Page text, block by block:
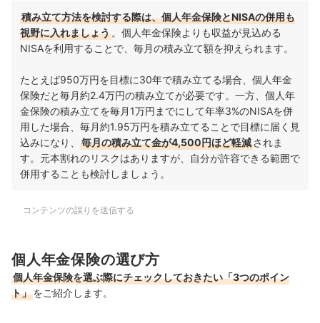
積み立て方法を検討する際は、個人年金保険とNISAの併用も
視野に入れましょう 。個人年金保険よりも収益が見込める
NISAを利用することで、毎月の積み立て額を抑えられます。
たとえば950万円を目標に30年で積み立てる場合、個人年金
保険だと毎月約2.4万円の積み立てが必要です。一方、個人年
金保険の積み立てを毎月1万円までにして年率3%のNISAを併
用した場合、毎月約1.95万円を積み立てることで目標に届く見
込みになり、
毎月の積み立て金が4,500円ほど軽減 されま
す。元本割れのリスクはありますが、自分が許容できる範囲で
併用することも検討しましょう。
コンテンツの誤りを送信する
個人年金保険の選び方
個人年金保険を選ぶ際にチェックしておきたい「3つのポイン
ト」をご紹介します。